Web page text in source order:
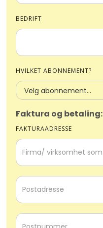
BEDRIFT
HVILKET ABONNEMENT?
Faktura og betaling:
FAKTURAADRESSE